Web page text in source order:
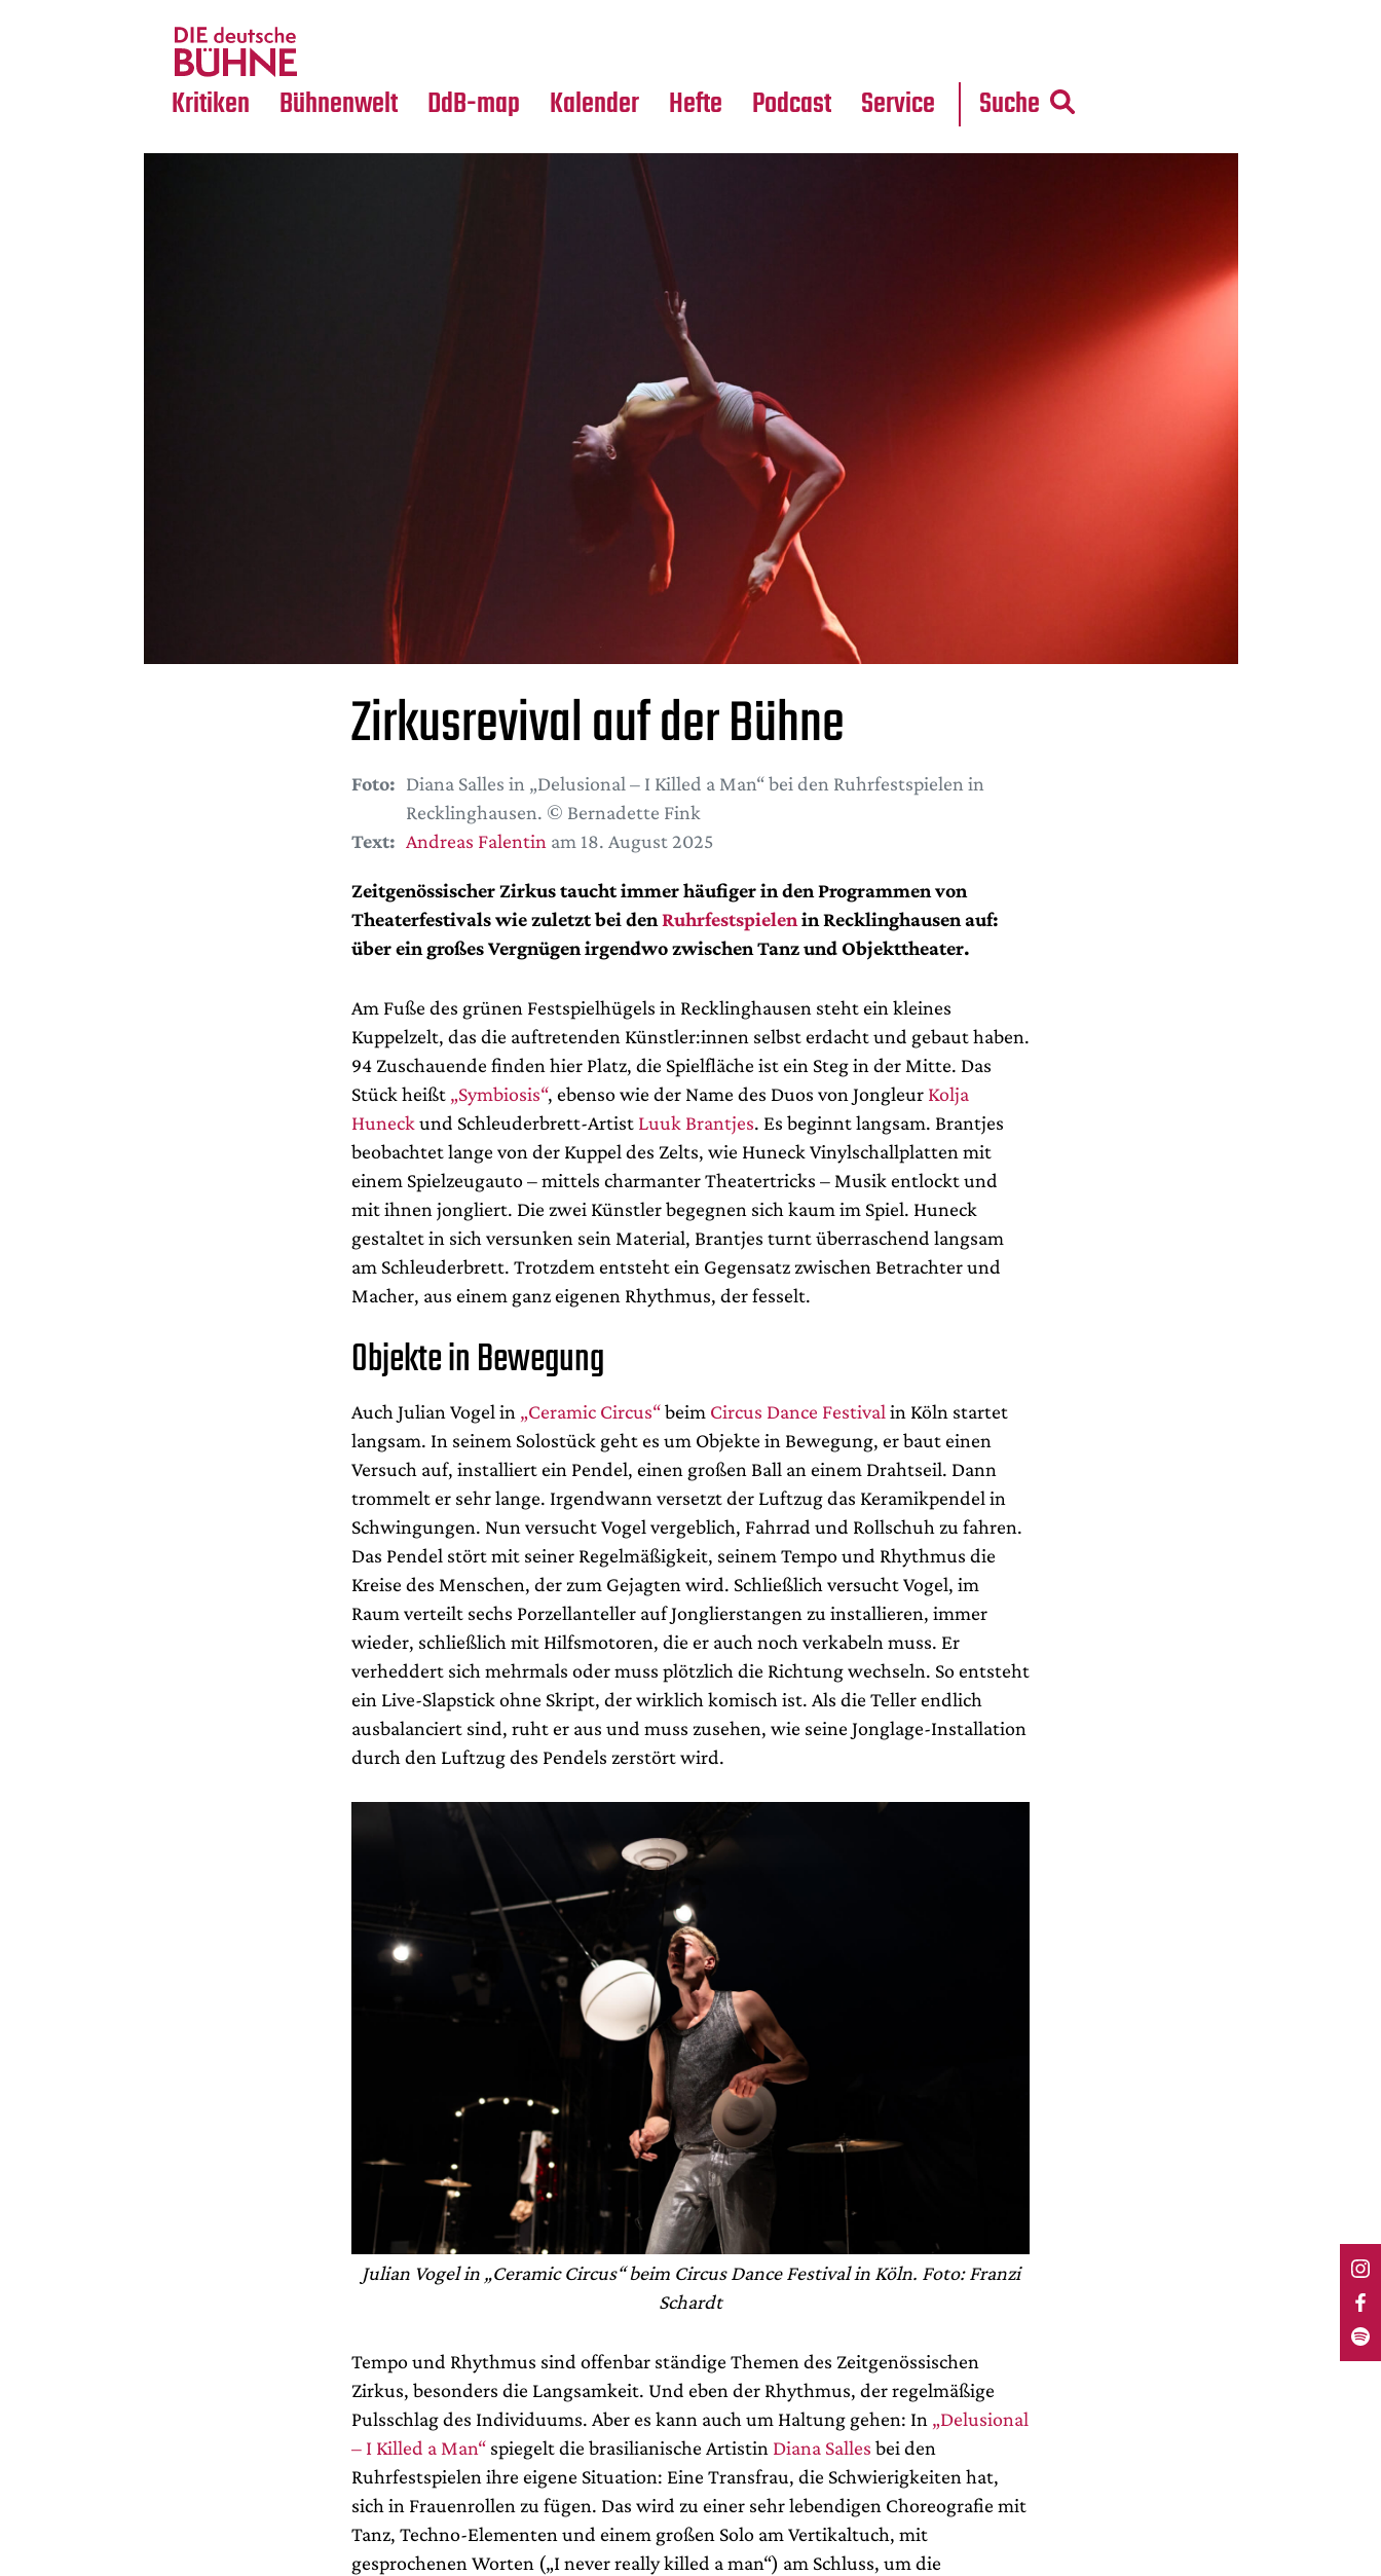
Kritiken
Crossover
Bühnenwelt
Medientipps
DdB-map Kalender Hefte Podcast Service Suche
Zirkusrevival auf der Bühne
Foto: Diana Salles in „Delusional – I Killed a Man“ bei den Ruhrfestspielen in
Recklinghausen. © Bernadette Fink
Text: Andreas Falentinam 18. August 2025
Zeitgenössischer Zirkus taucht immer häufiger in den Programmen von
Theaterfestivals wie zuletzt bei denRuhrfestspielenin Recklinghausen auf:
über ein großes Vergnügen irgendwo zwischen Tanz und Objekttheater.
Am Fuße des grünen Festspielhügels in Recklinghausen steht ein kleines
Kuppelzelt, das die auftretenden Künstler:innen selbst erdacht und gebaut haben.
94 Zuschauende finden hier Platz, die Spielfläche ist ein Steg in der Mitte. Das
Stück heißt „Symbiosis“, ebenso wie der Name des Duos von Jongleur Kolja
Huneckund Schleuderbrett-Artist Luuk Brantjes. Es beginnt langsam. Brantjes
beobachtet lange von der Kuppel des Zelts, wie Huneck Vinylschallplatten mit
einem Spielzeugauto – mittels charmanter Theatertricks – Musik entlockt und
mit ihnen jongliert. Die zwei Künstler begegnen sich kaum im Spiel. Huneck
gestaltet in sich versunken sein Material, Brantjes turnt überraschend langsam
am Schleuderbrett. Trotzdem entsteht ein Gegensatz zwischen Betrachter und
Macher, aus einem ganz eigenen Rhythmus, der fesselt.
Objekte in Bewegung
Auch Julian Vogel in „Ceramic Circus“beim Circus Dance Festivalin Köln startet
langsam. In seinem Solostück geht es um Objekte in Bewegung, er baut einen
Versuch auf, installiert ein Pendel, einen großen Ball an einem Drahtseil. Dann
trommelt er sehr lange. Irgendwann versetzt der Luftzug das Keramikpendel in
Schwingungen. Nun versucht Vogel vergeblich, Fahrrad und Rollschuh zu fahren.
Das Pendel stört mit seiner Regelmäßigkeit, seinem Tempo und Rhythmus die
Kreise des Menschen, der zum Gejagten wird. Schließlich versucht Vogel, im
Raum verteilt sechs Porzellanteller auf Jonglierstangen zu installieren, immer
wieder, schließlich mit Hilfsmotoren, die er auch noch verkabeln muss. Er
verheddert sich mehrmals oder muss plötzlich die Richtung wechseln. So entsteht
ein Live-Slapstick ohne Skript, der wirklich komisch ist. Als die Teller endlich
ausbalanciert sind, ruht er aus und muss zusehen, wie seine Jonglage-Installation
durch den Luftzug des Pendels zerstört wird.
Julian Vogel in „Ceramic Circus“ beim Circus Dance Festival in Köln. Foto: Franzi
Schardt
Tempo und Rhythmus sind offenbar ständige Themen des Zeitgenössischen
Zirkus, besonders die Langsamkeit. Und eben der Rhythmus, der regelmäßige
Pulsschlag des Individuums. Aber es kann auch um Haltung gehen: In „Delusional
– I Killed a Man“ spiegelt die brasilianische Artistin Diana Salles bei den
Ruhrfestspielen ihre eigene Situation: Eine Transfrau, die Schwierigkeiten hat,
sich in Frauenrollen zu fügen. Das wird zu einer sehr lebendigen Choreografie mit
Tanz, Techno-Elementen und einem großen Solo am Vertikaltuch, mit
gesprochenen Worten („I never really killed a man“) am Schluss, um die